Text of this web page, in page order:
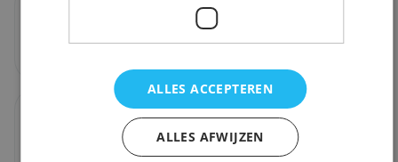
03 203 27 00
info@puursam.be
ALLES ACCEPTEREN
ALLES AFWIJZEN